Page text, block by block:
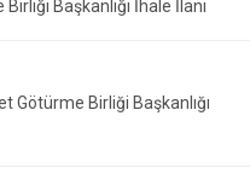
Başkanlığı İhale İlanı
Götürme Birliği Başkanlığı